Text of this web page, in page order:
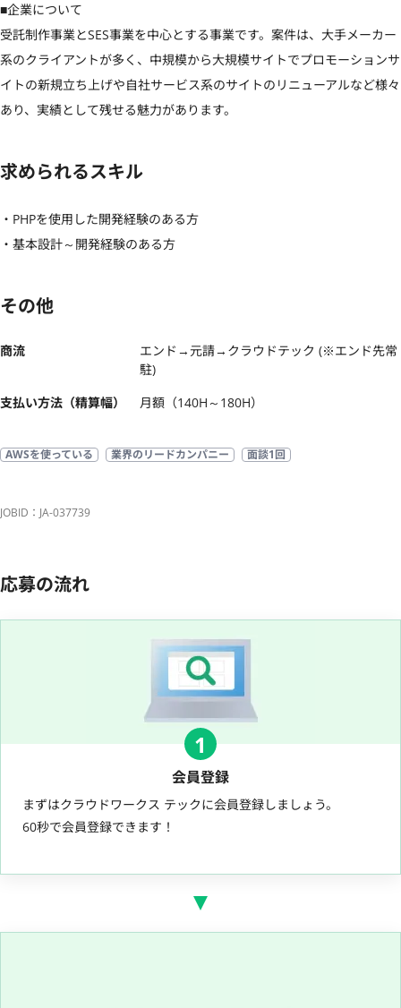
■企業について
受託制作事業とSES事業を中心とする事業です。案件は、大手メーカー
系のクライアントが多く、中規模から大規模サイトでプロモーションサ
イトの新規立ち上げや自社サービス系のサイトのリニューアルなど様々
あり、実績として残せる魅力があります。
求められるスキル
・PHPを使用した開発経験のある方
・基本設計～開発経験のある方
その他
商流
エンド→元請→クラウドテック (※エンド先常
駐)
支払い方法（精算幅）
月額（140H～180H）
AWSを使っている 業界のリードカンパニー 面談1回
JOBID：JA-037739
応募の流れ
1
会員登録
まずはクラウドワークス テックに会員登録しましょう。
60秒で会員登録できます！